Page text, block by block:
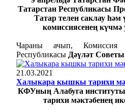
Татарстан Республикасы
Татар телен саклау һәм
комиссиясенең
Чараны ачып, Комиссия
Республикасы Дәүләт
21.03.2021
Халыкара кышкы тарихи
КФУның Алабуга
тарихи мәктәбенең